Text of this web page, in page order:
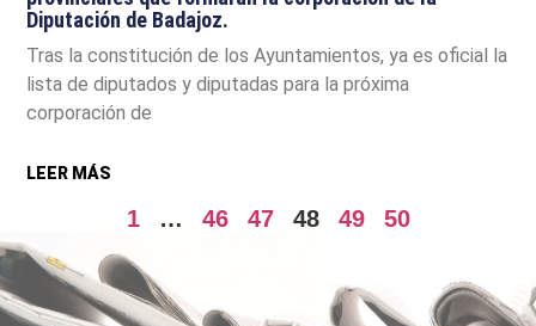
Diputación de Badajoz.
Tras la constitución de los Ayuntamientos, ya es oficial la
lista de diputados y diputadas para la próxima
corporación de
LEER MÁS
1 … 46 47 48 49 50